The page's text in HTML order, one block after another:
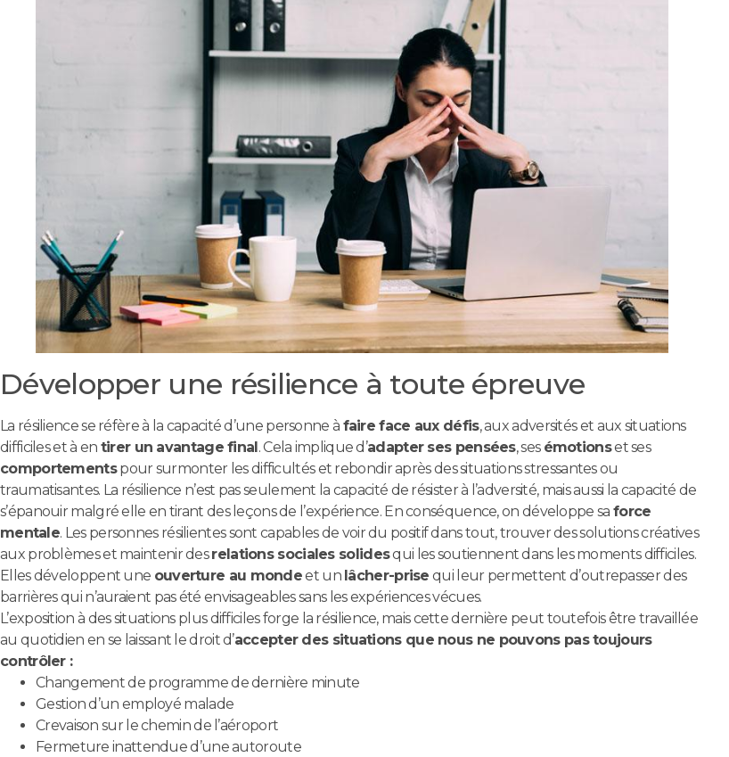
Développer une résilience à toute épreuve
La résilience se réfère à la capacité d’une personne à faire face aux défis, aux adversités et aux situations
difficiles et à en tirer un avantage final . Cela implique d’adapter ses pensées, ses émotionset ses
comportementspour surmonter les difficultés et rebondir après des situations stressantes ou
traumatisantes. La résilience n’est pas seulement la capacité de résister à l’adversité, mais aussi la capacité de
s’épanouir malgré elle en tirant des leçons de l’expérience. En conséquence, on développe sa force
mentale. Les personnes résilientes sont capables de voir du positif dans tout, trouver des solutions créatives
aux problèmes et maintenir desrelations sociales solidesqui les soutiennent dans les moments difficiles.
Elles développent une ouverture au mondeet un lâcher-prise qui leur permettent d’outrepasser des
barrières qui n’auraient pas été envisageables sans les expériences vécues.
L’exposition à des situations plus difficiles forge la résilience, mais cette dernière peut toutefois être travaillée
au quotidien en se laissant le droit d’accepter des situations que nous ne pouvons pas toujours
contrôler :
Changement de programme de dernière minute
Gestion d’un employé malade
Crevaison sur le chemin de l’aéroport
Fermeture inattendue d’une autoroute